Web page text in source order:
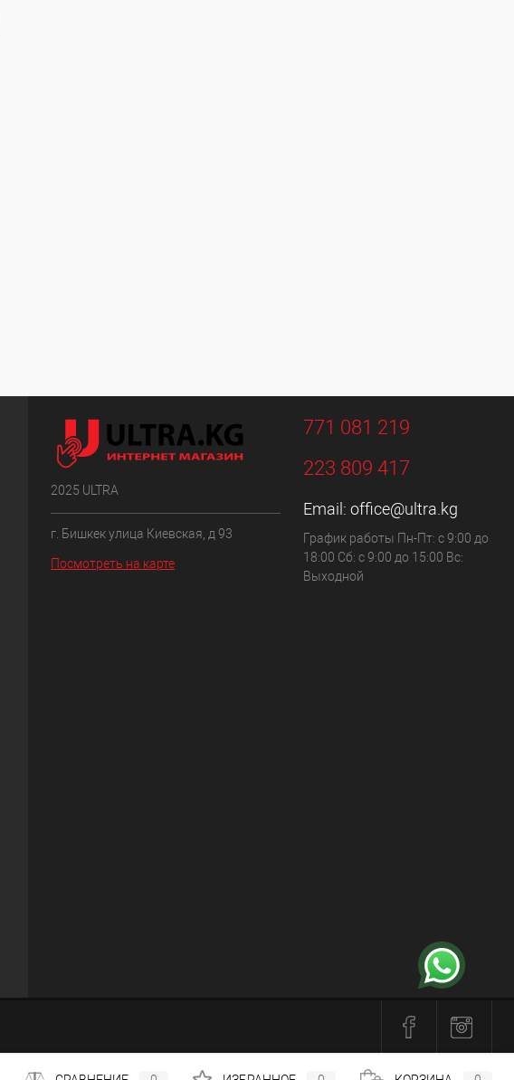
2025 ULTRA
г. Бишкек улица Киевская, д 93
Посмотреть на карте
771 081 219
223 809 417
Email: office@ultra.kg
График работы Пн-Пт: с 9:00 до
18:00 Сб: с 9:00 до 15:00 Вс:
Выходной